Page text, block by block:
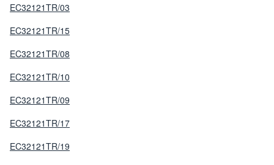
EC32121TR/03
EC32121TR/15
EC32121TR/08
EC32121TR/10
EC32121TR/09
EC32121TR/17
EC32121TR/19